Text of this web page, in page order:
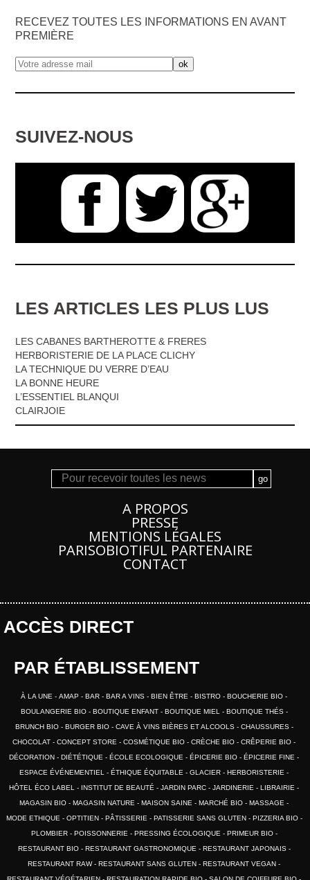
RECEVEZ TOUTES LES INFORMATIONS EN AVANT
PREMIÈRE
SUIVEZ-NOUS
LES ARTICLES LES PLUS LUS
LES CABANES BARTHEROTTE & FRERES
HERBORISTERIE DE LA PLACE CLICHY
LA TECHNIQUE DU VERRE D’EAU
LA BONNE HEURE
L’ESSENTIEL BLANQUI
CLAIRJOIE
A PROPOS
PRESSE
MENTIONS LÉGALES
PARISOBIOTIFUL PARTENAIRE
CONTACT
ACCÈS DIRECT
PAR ÉTABLISSEMENT
À LA UNE AMAP BAR BAR A VINS BIEN ÊTRE BISTRO
BOUCHERIE BIO
BOULANGERIE BIO
BOUTIQUE ENFANT BOUTIQUE MIEL
BOUTIQUE THÉS
BRUNCH BIO
BURGER BIO CAVE À VINS BIÈRES ET ALCOOLS
CHAUSSURES
CHOCOLAT
CONCEPT STORE COSMÉTIQUE BIO CRÈCHE BIO
CRÊPERIE BIO
DÉCORATION
DIÉTÉTIQUE ÉCOLE ECOLOGIQUE ÉPICERIE BIO
ÉPICERIE FINE
ESPACE ÉVÉNEMENTIEL
ÉTHIQUE ÉQUITABLE GLACIER
HERBORISTERIE
HÔTEL ÉCO LABEL
INSTITUT DE BEAUTÉ JARDIN PARC JARDINERIE
LIBRAIRIE
MAGASIN BIO
MAGASIN NATURE MAISON SAINE MARCHÉ BIO
MASSAGE
MODE ETHIQUE
OPTITIEN PÂTISSERIE PATISSERIE SANS GLUTEN
PIZZERIA BIO
PLOMBIER
POISSONNERIE PRESSING ÉCOLOGIQUE
PRIMEUR BIO
RESTAURANT BIO
RESTAURANT GASTRONOMIQUE
RESTAURANT JAPONAIS
RESTAURANT RAW
RESTAURANT SANS GLUTEN
RESTAURANT VEGAN